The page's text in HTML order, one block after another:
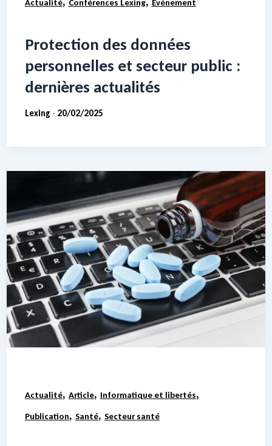
Actualité Conférences Lexing Evénement
Protection des données
personnelles et secteur public :
dernières actualités
Lexing - 20/02/2025
Actualité, Article, Informatique et libertés,
Publication, Santé, Secteur santé